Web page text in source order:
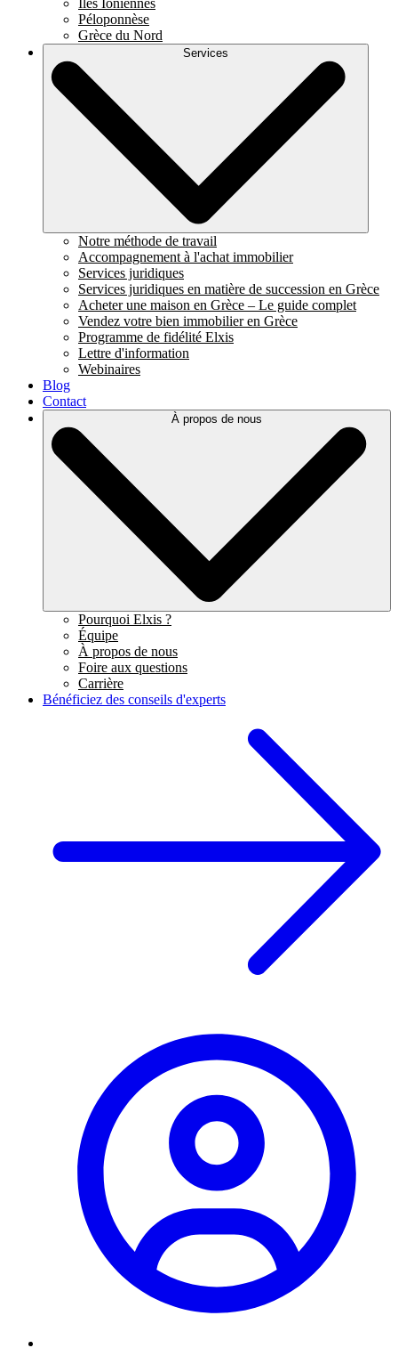
Îles Ioniennes
Péloponnèse
Grèce du Nord
Services
Notre méthode de travail
Accompagnement à l'achat immobilier
Services juridiques
Services juridiques en matière de succession en Grèce
Acheter une maison en Grèce – Le guide complet
Vendez votre bien immobilier en Grèce
Programme de fidélité Elxis
Lettre d'information
Webinaires
Blog
Contact
À propos de nous
Pourquoi Elxis ?
Équipe
À propos de nous
Foire aux questions
Carrière
Bénéficiez des conseils d'experts